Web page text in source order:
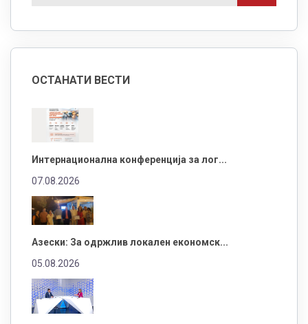
ОСТАНАТИ ВЕСТИ
Интернационална конференција за лог...
07.08.2026
Азески: За одржлив локален економск...
05.08.2026